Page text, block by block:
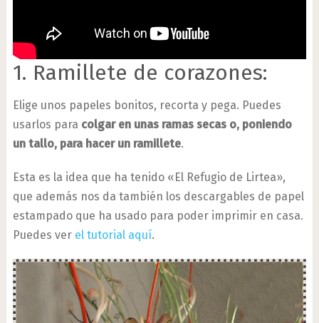
1. Ramillete de corazones:
Elige unos papeles bonitos, recorta y pega. Puedes
usarlos para colgar en unas ramas secas o, poniendo
un tallo, para hacer un ramillete.
Esta es la idea que ha tenido «El Refugio de Lirtea»,
que además nos da también los descargables de papel
estampado que ha usado para poder imprimir en casa.
Puedes ver el tutorial aquí.